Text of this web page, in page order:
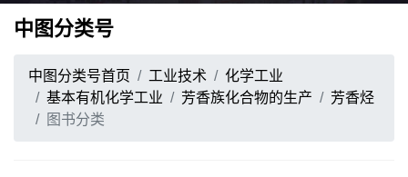
中图分类号
中图分类号首页 工业技术
化学工业
基本有机化学工业
芳香族化合物的生产
芳香烃
图书分类